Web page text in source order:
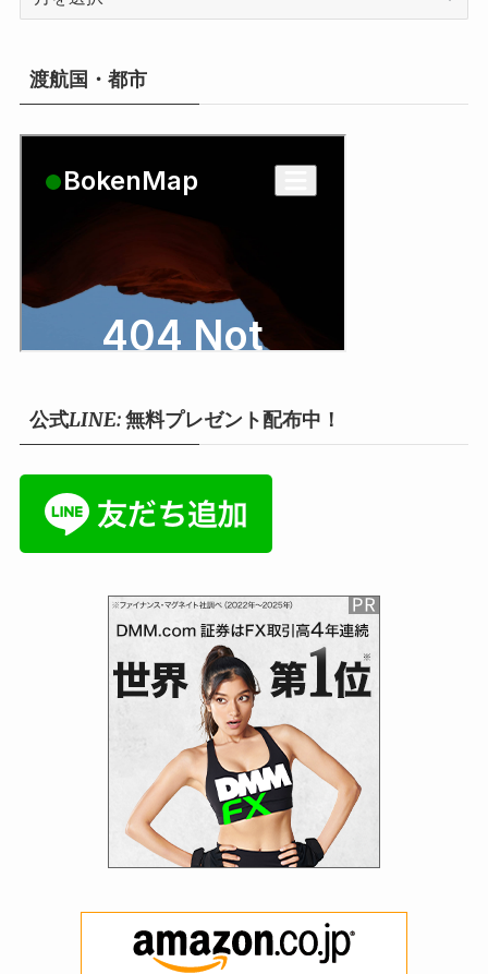
ー
イ
ブ
渡航国・都市
公式LINE: 無料プレゼント配布中！